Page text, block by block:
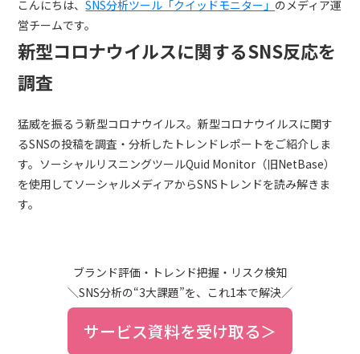
こんにちは、SNS分析ツール「クイッドモニター」 のメディア運
営チームです。
新型コロナウイルスに関するSNS反応を
調査
猛威を振るう新型コロナウイルス。新型コロナウイルスに関す
るSNSの投稿を調査・分析したトレンドレポートをご紹介しま
す。ソーシャルリスニングツールQuid Monitor（旧NetBase）
を使用してソーシャルメディアからSNSトレンドを読み解きま
す。
ブランド評価・トレンド把握・リスク検知
＼SNS分析の“3大課題”を、これ1本で解決／
サービス資料を受け取る＞